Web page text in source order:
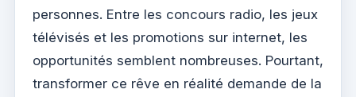
personnes. Entre les concours radio, les jeux
télévisés et les promotions sur internet, les
opportunités semblent nombreuses. Pourtant,
transformer ce rêve en réalité demande de la